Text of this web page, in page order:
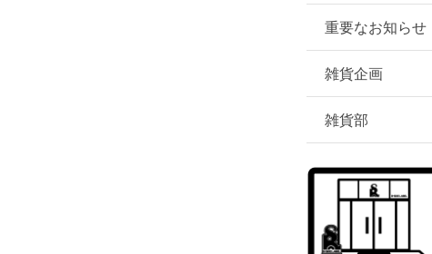
重要なお知らせ
雑貨企画
雑貨部